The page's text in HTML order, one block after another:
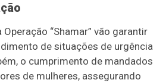
“Shamar” vão garantir
de situações de urgência
o cumprimento de mandados
de mulheres, assegurando